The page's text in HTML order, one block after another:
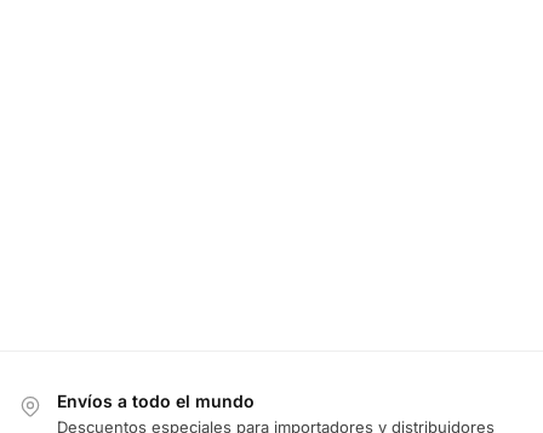
Envíos a todo el mundo
Descuentos especiales para importadores y distribuidores